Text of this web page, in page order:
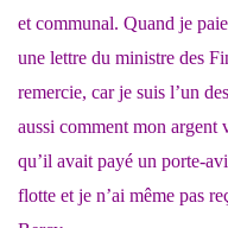
et communal. Quand je
une lettre du ministre des
remercie, car je suis l’un
aussi comment mon
qu’il avait payé un porte-
flotte et je n’ai même pas